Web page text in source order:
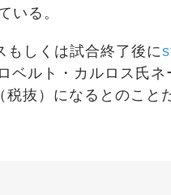
いる。
もしくは試合終了後に
ベルト・カルロス氏
抜）になるとのこと